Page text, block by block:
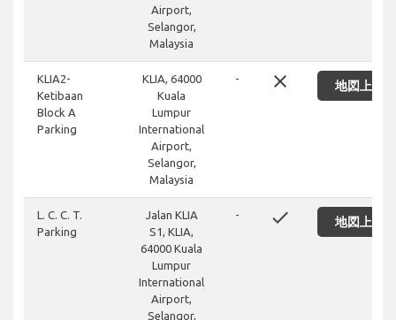
Airport,
Selangor,
Malaysia
KLIA2-
Ketibaan
Block A
Parking
KLIA, 64000
Kuala
Lumpur
International
Airport,
Selangor,
Malaysia
- close 地図上に
L. C. C. T.
Parking
Jalan KLIA
S1, KLIA,
64000 Kuala
Lumpur
International
Airport,
Selangor,
- done 地図上に